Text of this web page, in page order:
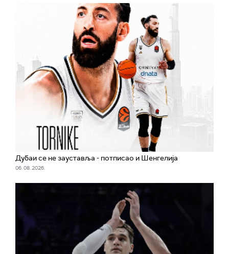
Дубаи се не зауставља - потписао и Шенгелија
06. 08. 2026.